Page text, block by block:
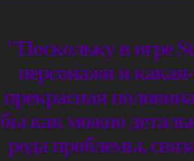
"Поскольку в игре
персонажи и
прекрасная
бы как можно
рода проблемы,